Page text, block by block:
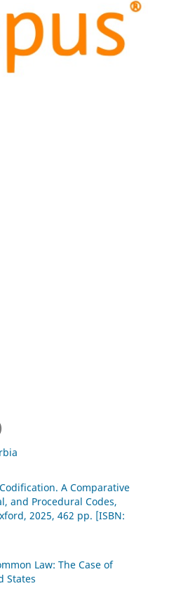
A Comparative
and Procedural Codes,
2025, 462 pp. [ISBN:
Law: The Case of
States